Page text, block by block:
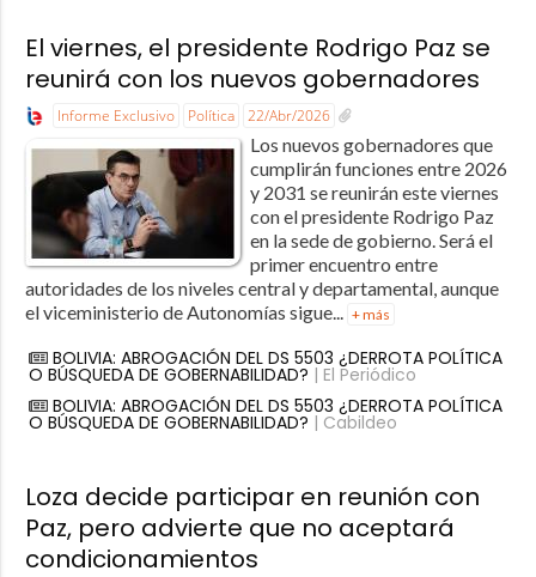
El viernes, el presidente Rodrigo Paz se
reunirá con los nuevos gobernadores
Informe Exclusivo Política 22/Abr/2026
Los nuevos gobernadores que
cumplirán funciones entre 2026
y 2031 se reunirán este viernes
con el presidente Rodrigo Paz
en la sede de gobierno. Será el
primer encuentro entre
autoridades de los niveles central y departamental, aunque
el viceministerio de Autonomías sigue...
+ más
BOLIVIA: ABROGACIÓN DEL DS 5503 ¿DERROTA POLÍTICA
O BÚSQUEDA DE GOBERNABILIDAD? | El Periódico
BOLIVIA: ABROGACIÓN DEL DS 5503 ¿DERROTA POLÍTICA
O BÚSQUEDA DE GOBERNABILIDAD? | Cabildeo
Loza decide participar en reunión con
Paz, pero advierte que no aceptará
condicionamientos